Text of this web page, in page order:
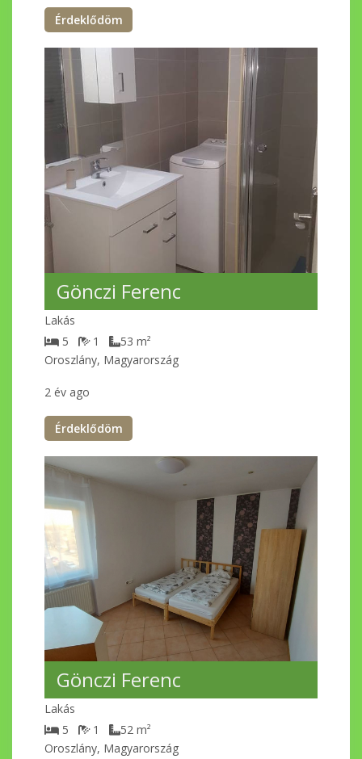
Érdeklődöm
Lakás
Gönczi Ferenc
Oroszlány, Magyarország
5 1 53 m²
2 év ago
Érdeklődöm
Lakás
Gönczi Ferenc
Oroszlány, Magyarország
5 1 52 m²